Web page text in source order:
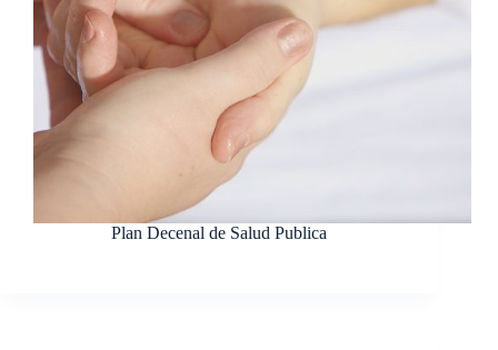
Plan Decenal de Salud Publica